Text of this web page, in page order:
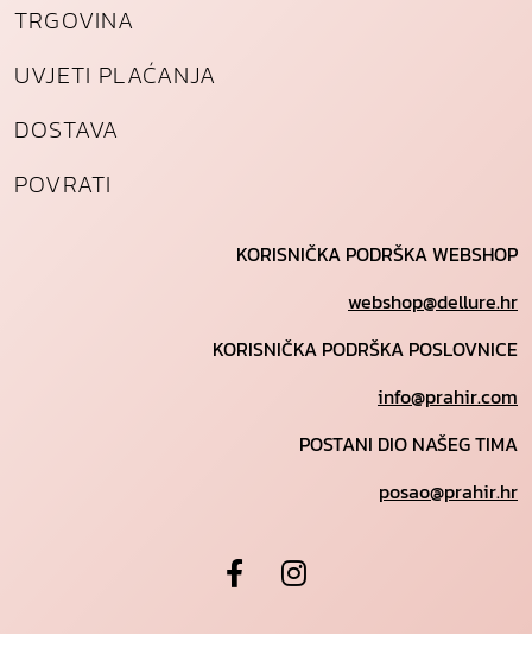
TRGOVINA
UVJETI PLAĆANJA
DOSTAVA
POVRATI
KORISNIČKA PODRŠKA WEBSHOP
webshop@dellure.hr
KORISNIČKA PODRŠKA POSLOVNICE
info@prahir.com
POSTANI DIO NAŠEG TIMA
posao@prahir.hr